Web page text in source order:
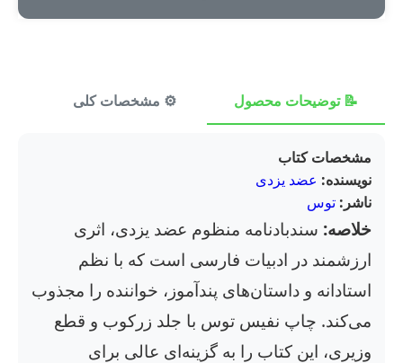
📝 توضیحات محصول ⚙️ مشخصات کلی
مشخصات کتاب
نویسنده: عضد یزدی
ناشر: توس
خلاصه: سندبادنامه منظوم عضد یزدی، اثری
ارزشمند در ادبیات فارسی است که با نظم
استادانه و داستان‌های پندآموز، خواننده را مجذوب
می‌کند. چاپ نفیس توس با جلد زرکوب و قطع
وزیری، این کتاب را به گزینه‌ای عالی برای